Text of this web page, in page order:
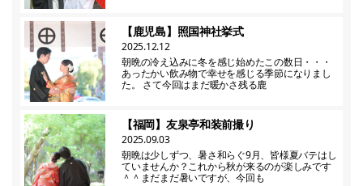
【鹿児島】照国神社挙式
2025.12.12
朝晩の冷え込みに冬を感じ始めたこの数日・・・
あったかい飲み物で幸せを感じる季節になりまし
た。 さて今回はまだ暖かさ残る鹿
【福岡】友泉亭和装前撮り
2025.09.03
朝晩は少しずつ、暑さ和らぐ9月、皆様夏バテはし
ていませんか？これから秋が来るのが楽しみです
＾＾まだまだ暑いですが、今回も